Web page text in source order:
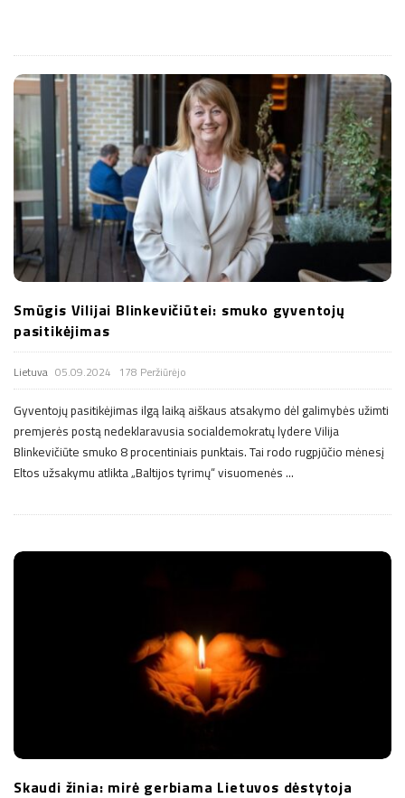
Smūgis Vilijai Blinkevičiūtei: smuko gyventojų
pasitikėjimas
Lietuva 05.09.2024 178 Peržiūrėjo
Gyventojų pasitikėjimas ilgą laiką aiškaus atsakymo dėl galimybės užimti
premjerės postą nedeklaravusia socialdemokratų lydere Vilija
Blinkevičiūte smuko 8 procentiniais punktais. Tai rodo rugpjūčio mėnesį
Eltos užsakymu atlikta „Baltijos tyrimų“ visuomenės …
Skaudi žinia: mirė gerbiama Lietuvos dėstytoja